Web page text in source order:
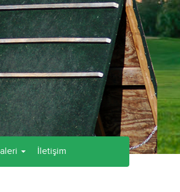
İletişim